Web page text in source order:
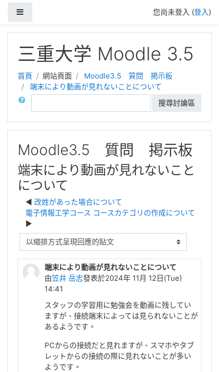
您尚未登入 (登入)
三重大学 Moodle 3.5
首頁 網站頁面
Moodle3.5 質問 掲示板
端末により動画が見れないことについて
搜尋
搜尋討論區
Moodle3.5 質問 掲示板
端末により動画が見れないこと
について
改姓があった場合について
電子情報工学コース コースカテゴリの作成について
顯示模式
端末により動画が見れないことについて
由笠井 岳志發表於2024年 11月 12日(Tue)
14:41
スタッフの学習用に勉強会を動画に残してい
ますが、接続端末によっては見られないことが
あるようです。
PCからの接続だと見れますが、スマホやタブ
レットからの接続の際に見れないことが多い
ようです。